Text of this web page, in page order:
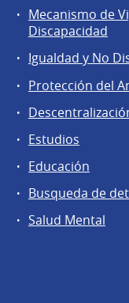
Mecanismo de
Discapacidad
Igualdad y No
Protección del
Estudios
Educación
Busqueda de
Salud Mental